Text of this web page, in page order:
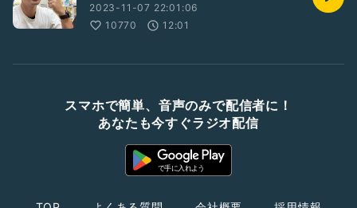
2023-11-07 22:01:06
10770
12:01
スマホで簡単、音声のみで配信者に！
あなたも今すぐラジオ配信